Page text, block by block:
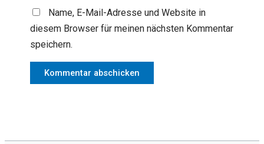
Name, E-Mail-Adresse und Website in
diesem Browser für meinen nächsten Kommentar
speichern.